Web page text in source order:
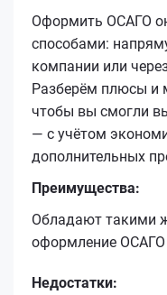
Оформить ОСАГО
способами:
компании или
Разберём плюсы и
чтобы вы смогли
— с учётом
дополнительных
Преимущества:
Обладают такими
оформление ОСАГО
Недостатки: